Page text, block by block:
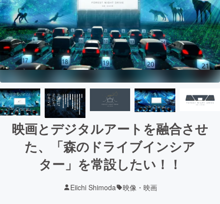
映画とデジタルアートを融合させ
た、「森のドライブインシア
ター」を常設したい！！
Eiichi Shimoda 映像・映画